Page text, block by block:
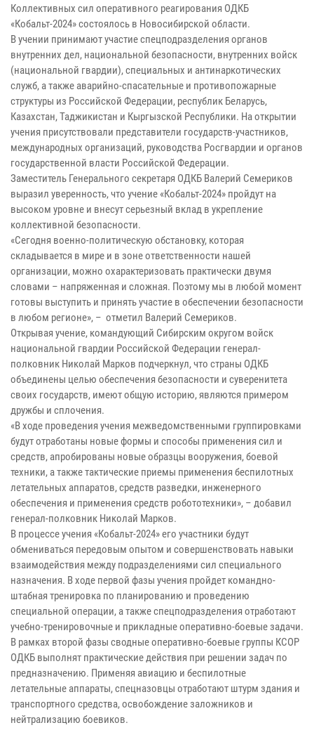
Коллективных сил оперативного реагирования ОДКБ
«Кобальт-2024» состоялось в Новосибирской области.
В учении принимают участие спецподразделения органов
внутренних дел, национальной безопасности, внутренних войск
(национальной гвардии), специальных и антинаркотических
служб, а также аварийно-спасательные и противопожарные
структуры из Российской Федерации, республик Беларусь,
Казахстан, Таджикистан и Кыргызской Республики. На открытии
учения присутствовали представители государств-участников,
международных организаций, руководства Росгвардии и органов
государственной власти Российской Федерации.
Заместитель Генерального секретаря ОДКБ Валерий Семериков
выразил уверенность, что учение «Кобальт-2024» пройдут на
высоком уровне и внесут серьезный вклад в укрепление
коллективной безопасности.
«Сегодня военно-политическую обстановку, которая
складывается в мире и в зоне ответственности нашей
организации, можно охарактеризовать практически двумя
словами – напряженная и сложная. Поэтому мы в любой момент
готовы выступить и принять участие в обеспечении безопасности
в любом регионе», – отметил Валерий Семериков.
Открывая учение, командующий Сибирским округом войск
национальной гвардии Российской Федерации генерал-
полковник Николай Марков подчеркнул, что страны ОДКБ
объединены целью обеспечения безопасности и суверенитета
своих государств, имеют общую историю, являются примером
дружбы и сплочения.
«В ходе проведения учения межведомственными группировками
будут отработаны новые формы и способы применения сил и
средств, апробированы новые образцы вооружения, боевой
техники, а также тактические приемы применения беспилотных
летательных аппаратов, средств разведки, инженерного
обеспечения и применения средств робототехники», – добавил
генерал-полковник Николай Марков.
В процессе учения «Кобальт-2024» его участники будут
обмениваться передовым опытом и совершенствовать навыки
взаимодействия между подразделениями сил специального
назначения. В ходе первой фазы учения пройдет командно-
штабная тренировка по планированию и проведению
специальной операции, а также спецподразделения отработают
учебно-тренировочные и прикладные оперативно-боевые задачи.
В рамках второй фазы сводные оперативно-боевые группы КСОР
ОДКБ выполнят практические действия при решении задач по
предназначению. Применяя авиацию и беспилотные
летательные аппараты, спецназовцы отработают штурм здания и
транспортного средства, освобождение заложников и
нейтрализацию боевиков.